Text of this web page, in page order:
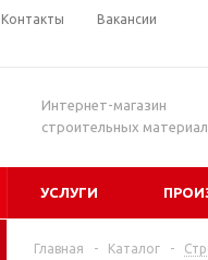
Контакты Вакансии
Интернет-магазин
строительных
УСЛУГИ
Главная - Каталог -